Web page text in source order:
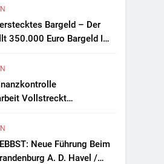
Berlin-
Zollfahndung Hebt
Drogenlabor Aus
Bargeld – Der
350.000 Euro Bargeld Im
Vollstreckt
Neue Führung Beim
A. D. Havel /